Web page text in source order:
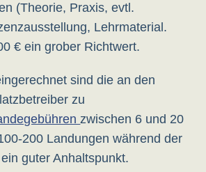
(Theorie, Praxis, evtl.
Lehrmaterial.
€ ein grober Richtwert.
sind die an den
zu
zwischen 6 und 20
200 Landungen während der
guter Anhaltspunkt.